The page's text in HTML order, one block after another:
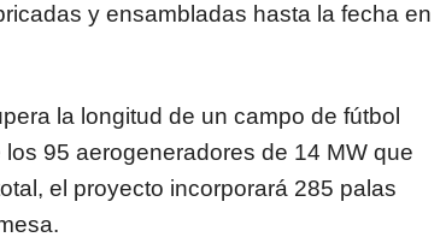
y ensambladas hasta la fecha en
la longitud de un campo de fútbol
95 aerogeneradores de 14 MW que
el proyecto incorporará 285 palas